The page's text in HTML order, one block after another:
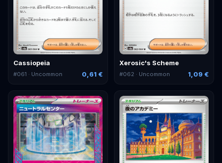
Cassiopeia
#061 · Uncommon 0,61 €
Xerosic's Scheme
#062 · Uncommon 1,09 €